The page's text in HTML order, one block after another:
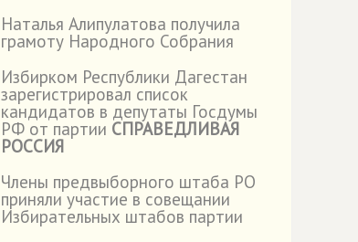
Наталья Алипулатова получила
грамоту Народного Собрания
Избирком Республики Дагестан
зарегистрировал список
кандидатов в депутаты Госдумы
РФ от партии СПРАВЕДЛИВАЯ
РОССИЯ
Члены предвыборного штаба РО
приняли участие в совещании
Избирательных штабов партии